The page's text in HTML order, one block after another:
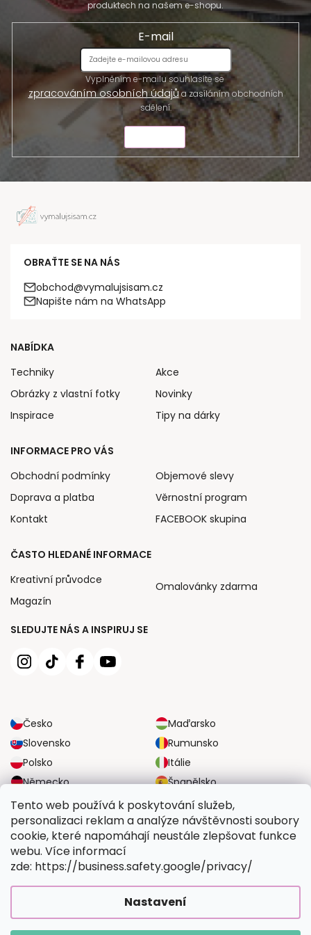
Tento web používá k poskytování služeb,
personalizaci reklam a analýze návštěvnosti soubory
cookie, které napomáhají neustále zlepšovat funkce
webu. Více informací
zde: https://business.safety.google/privacy/
Nastavení
produktech na našem e-shopu.
E-mail
Vyplněním e-mailu souhlasíte se
zpracováním osobních údajůa zasíláním obchodních
sdělení.
OBRAŤTE SE NA NÁS
obchod@vymalujsisam.cz
Napište nám na WhatsApp
SLEDUJTE NÁS A INSPIRUJ SE
Česko
Maďarsko
Slovensko
Rumunsko
Polsko
Itálie
Německo
Španělsko
Velká Británie
Rakousko
NABÍDKA
Techniky
Obrázky z vlastní fotky
Inspirace
Akce
Novinky
Tipy na dárky
INFORMACE PRO VÁS
Obchodní podmínky
Doprava a platba
Kontakt
Objemové slevy
Věrnostní program
FACEBOOK skupina
ČASTO HLEDANÉ INFORMACE
Kreativní průvodce
Magazín
Omalovánky zdarma
SPOLEHLIVÉ MOŽNOSTI DOPRAVY
BEZPEČNÉ MOŽNOSTI PLATBY